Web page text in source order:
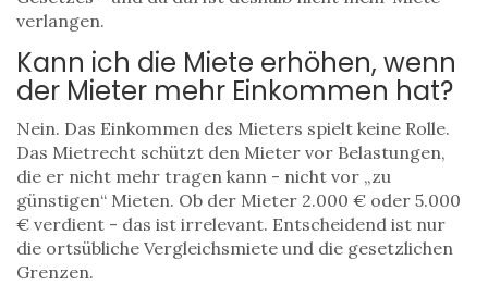
verlangen.
Kann ich die Miete erhöhen, wenn
der Mieter mehr Einkommen hat?
Nein. Das Einkommen des Mieters spielt keine Rolle.
Das Mietrecht schützt den Mieter vor Belastungen,
die er nicht mehr tragen kann - nicht vor „zu
günstigen“ Mieten. Ob der Mieter 2.000 € oder 5.000
€ verdient - das ist irrelevant. Entscheidend ist nur
die ortsübliche Vergleichsmiete und die gesetzlichen
Grenzen.